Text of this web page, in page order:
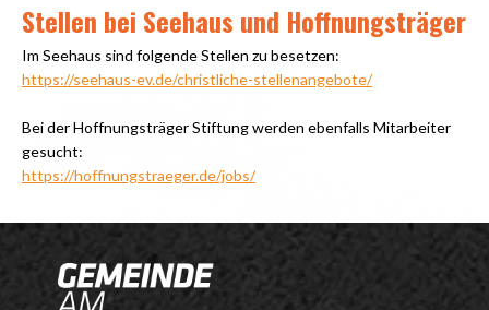
Stellen bei Seehaus und Hoffnungsträger
Im Seehaus sind folgende Stellen zu besetzen:
https://seehaus-ev.de/christliche-stellenangebote/
Bei der Hoffnungsträger Stiftung werden ebenfalls Mitarbeiter
gesucht:
https://hoffnungstraeger.de/jobs/